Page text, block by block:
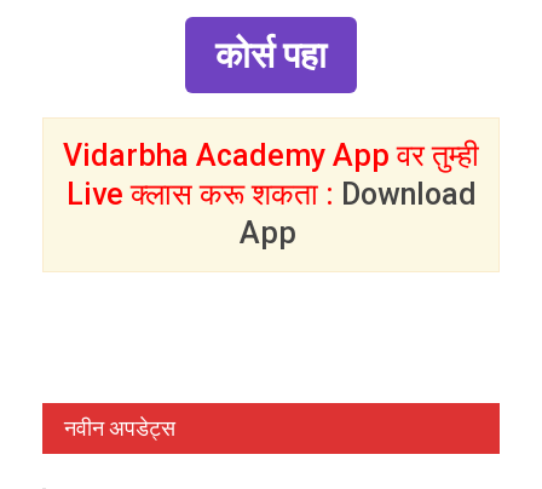
कोर्स पहा
Vidarbha Academy App वर तुम्ही
Live क्लास करू शकता : Download
App
नवीन अपडेट्स